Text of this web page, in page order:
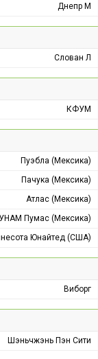
Днепр М
Слован Л
КФУМ
Пуэбла (Мексика)
Пачука (Мексика)
Атлас (Мексика)
УНАМ Пумас (Мексика)
Юнайтед (США)
Виборг
Шэньчжэнь Пэн Сити